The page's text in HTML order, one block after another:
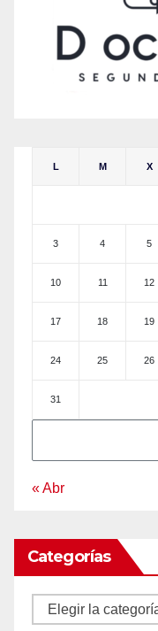
L M X
3 4 5
10 11 12
17 18 19
24 25 26
31
« Abr
Categorías
Categorías